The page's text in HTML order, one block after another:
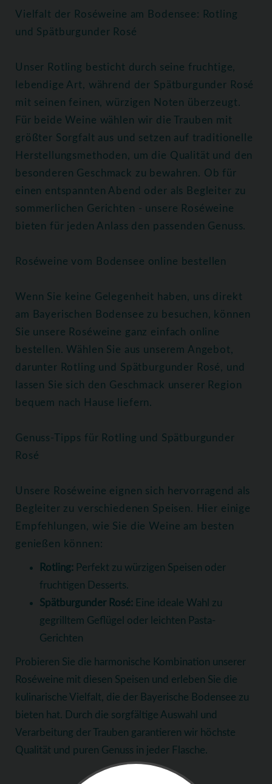
Vielfalt der Roséweine am Bodensee: Rotling
und Spätburgunder Rosé
Unser Rotling besticht durch seine fruchtige,
lebendige Art, während der Spätburgunder Rosé
mit seinen feinen, würzigen Noten überzeugt.
Für beide Weine wählen wir die Trauben mit
größter Sorgfalt aus und setzen auf traditionelle
Herstellungsmethoden, um die Qualität und den
besonderen Geschmack zu bewahren. Ob für
einen entspannten Abend oder als Begleiter zu
sommerlichen Gerichten - unsere Roséweine
bieten für jeden Anlass den passenden Genuss.
Roséweine vom Bodensee online bestellen
Wenn Sie keine Gelegenheit haben, uns direkt
am Bayerischen Bodensee zu besuchen, können
Sie unsere Roséweine ganz einfach online
bestellen. Wählen Sie aus unserem Angebot,
darunter Rotling und Spätburgunder Rosé, und
lassen Sie sich den Geschmack unserer Region
bequem nach Hause liefern.
Genuss-Tipps für Rotling und Spätburgunder
Rosé
Unsere Roséweine eignen sich hervorragend als
Begleiter zu verschiedenen Speisen. Hier einige
Empfehlungen, wie Sie die Weine am besten
genießen können:
Rotling: Perfekt zu würzigen Speisen oder
fruchtigen Desserts.
Spätburgunder Rosé: Eine ideale Wahl zu
gegrilltem Geflügel oder leichten Pasta-
Gerichten
Probieren Sie die harmonische Kombination unserer
Roséweine mit diesen Speisen und erleben Sie die
kulinarische Vielfalt, die der Bayerische Bodensee zu
bieten hat. Durch die sorgfältige Auswahl und
Verarbeitung der Trauben garantieren wir höchste
Qualität und puren Genuss in jeder Flasche.